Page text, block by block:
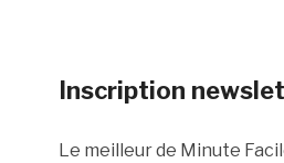
Inscription
Le meilleur de Minute